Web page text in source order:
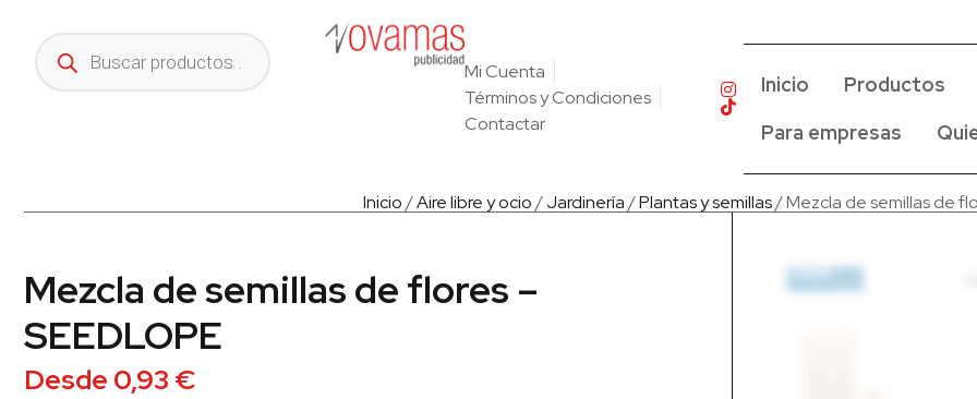
Mi Cuenta
Términos y Condiciones
Contactar
Inicio Productos
Para empresas
Inicio/Aire libre y ocio/Jardinería/Plantas y semillas/ Mezcla de semillas de
Mezcla de semillas de flores –
SEEDLOPE
Desde 0,93 €